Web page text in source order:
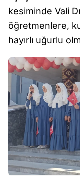
kesiminde Vali
öğretmenlere,
hayırlı uğurlu